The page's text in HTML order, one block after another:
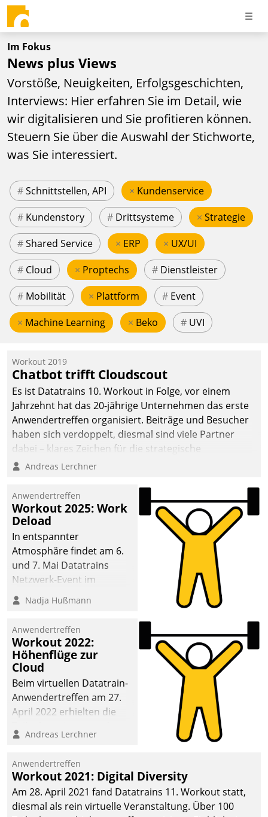
Im Fokus
News plus Views
Vorstöße, Neuigkeiten, Erfolgsgeschichten,
Interviews: Hier erfahren Sie im Detail, wie
wir digitalisieren und Sie profitieren können.
Steuern Sie über die Auswahl der Stichworte,
was Sie interessiert.
#Schnittstellen, API × Kundenservice
# Kundenstory # Drittsysteme × Strategie
#Shared Service × ERP × UX/UI
# Cloud × Proptechs # Dienstleister
# Mobilität × Plattform # Event
× Machine Learning × Beko # UVI
Workout 2019
Chatbot trifft Cloudscout
Es ist Datatrains 10. Workout in Folge, vor einem
Jahrzehnt hat das 20-jährige Unternehmen das erste
Anwendertreffen organisiert. Beiträge und Besucher
haben sich verdoppelt, diesmal sind viele Partner
dabei – klares Zeichen für die strategische
Fokussierung auf den Kunden.
Andreas Lerchner
Anwendertreffen
Workout 2025: Work
Deload
In entspannter
Atmosphäre findet am 6.
und 7. Mai Datatrains
Netzwerk-Event im
Kunden- und Partnerkreis
statt. Zentrale Frage: Wie
Mammutprojekte
meistern und Workloads
wuppen – bei zunehmend
anspruchsvollen
Aufgaben und
abnehmendem
Nadja Hußmann
Anwendertreffen
Workout 2022:
Höhenflüge zur
Cloud
Beim virtuellen Datatrain-
Anwendertreffen am 27.
April 2022 erhielten die
Teilnehmer kurzweilige
Cloud-Strategien und -
Lösungen mit hohem
Zukunftspotenzial.
Andreas Lerchner
Anwendertreffen
Workout 2021: Digital Diversity
Am 28. April 2021 fand Datatrains 11. Workout statt,
diesmal als rein virtuelle Veranstaltung. Über 100